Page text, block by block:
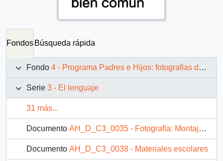
Fondos Búsqueda rápida
Fondo 4 - Programa Padres e Hijos: fotografías de Juan Maino
Serie 3 - El lenguaje
31 más...
Documento AH_D_C3_0035 - Fotografía: Montaje fotográfico loro y niño pequeño
Documento AH_D_C3_0038 - Materiales escolares